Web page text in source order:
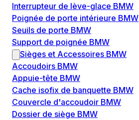
Interrupteur de lève-glace BMW
Poignée de porte intérieure BMW
Seuils de porte BMW
Support de poignée BMW
Sièges et Accessoires BMW
Accoudoirs BMW
Appuie-tête BMW
Cache isofix de banquette BMW
Couvercle d'accoudoir BMW
Dossier de siège BMW